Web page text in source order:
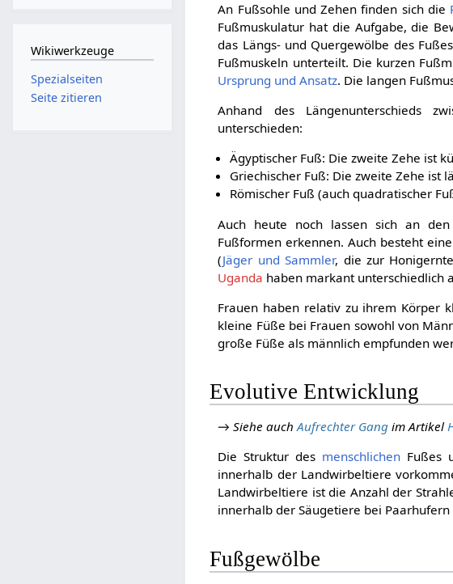
An Fußsohle und Zehen finden sich die
Fußmuskulatur hat die Aufgabe, die
das Längs- und Quergewölbe des
Fußmuskeln unterteilt. Die kurzen
Ursprung und Ansatz. Die langen
Anhand des Längenunterschieds
unterschieden:
Ägyptischer Fuß: Die zweite Zehe ist
Griechischer Fuß: Die zweite Zehe ist
Römischer Fuß (auch quadratischer
Auch heute noch lassen sich an
Fußformen erkennen. Auch besteht
(Jäger und Sammler, die zur
Uganda haben markant unterschiedlich
Frauen haben relativ zu ihrem Körper
kleine Füße bei Frauen sowohl von
große Füße als männlich empfunden
Evolutive Entwicklung
→Siehe auchAufrechter Gang im Artikel
Die Struktur des menschlichen Fußes
innerhalb der Landwirbeltiere
Landwirbeltiere ist die Anzahl der
innerhalb der Säugetiere bei
Fußgewölbe
Wikiwerkzeuge
Spezialseiten
Seite zitieren